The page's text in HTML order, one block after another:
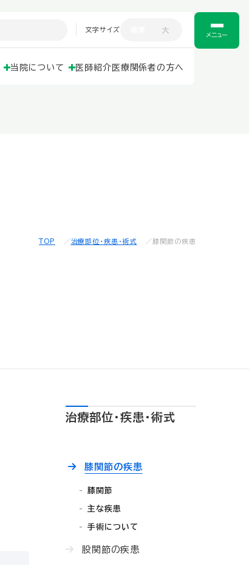
当院について 医師紹介 医療関係者の方へ
文字サイズ 大
メニュー
TOP 治療部位・疾患・術式 膝関節の疾患
治療部位・疾患・術式
膝関節の疾患
膝関節
主な疾患
手術について
股関節の疾患